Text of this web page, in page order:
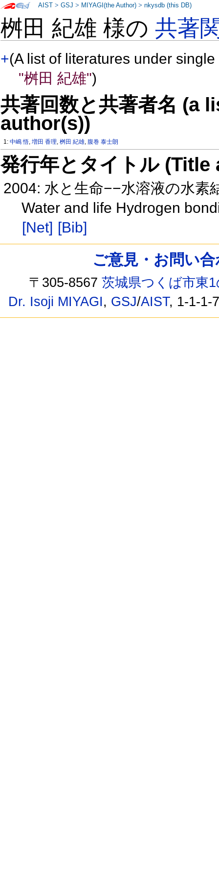
桝田 紀雄 様の共著
+(A list of literatures under
"桝田 紀雄")
共著回数と共著者名 (a
author(s))
1:中嶋 悟,増田 香理,桝田 紀雄, 腹巻 泰士朗
発行年とタイトル
2004: 水と生命−−水溶液の水素
Water and life Hydrogen
[Net] [Bib]
AIST >GSJ > MIYAGI(the Author) >nkysdb (this DB)
ご意見・お問い
〒305-8567茨城県つくば市東
Dr. Isoji MIYAGI, GSJ/AIST, 1-1-1-